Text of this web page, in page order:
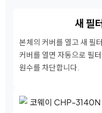
새 필
본체의 커버를 열고 새 필
커버를 열면 자동으로 필
원수를 차단합니다.